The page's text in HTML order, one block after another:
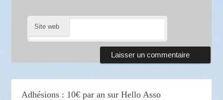
Site web
Adhésions : 10€ par an sur Hello Asso